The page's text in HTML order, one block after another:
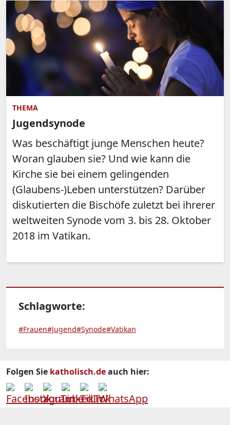
THEMA
Jugendsynode
Was beschäftigt junge Menschen heute?
Woran glauben sie? Und wie kann die
Kirche sie bei einem gelingenden
(Glaubens-)Leben unterstützen? Darüber
diskutierten die Bischöfe zuletzt bei ihrerer
weltweiten Synode vom 3. bis 28. Oktober
2018 im Vatikan.
Schlagworte:
#Frauen#Jugend#Synode#Vatikan
Folgen Sie katholisch.deauch hier: